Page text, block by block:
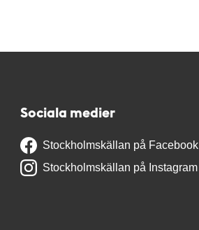
Sociala medier
Stockholmskällan på Facebook
Stockholmskällan på Instagram